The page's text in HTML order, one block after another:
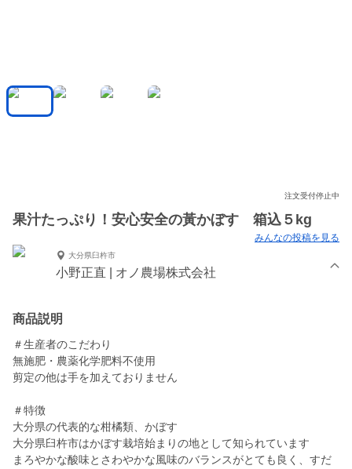
注文受付停止中
果汁たっぷり！安心安全の黃かぼす 箱込５kg
みんなの投稿を見る
大分県臼杵市
小野正直 | オノ農場株式会社
商品説明
＃生産者のこだわり
無施肥・農薬化学肥料不使用
剪定の他は手を加えておりません
＃特徴
大分県の代表的な柑橘類、かぼす
大分県臼杵市はかぼす栽培始まりの地として知られています
まろやかな酸味とさわやかな風味のバランスがとても良く、すだ